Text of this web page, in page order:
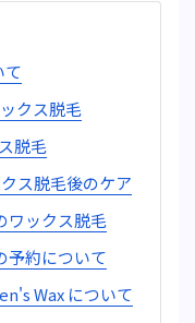
て
クス脱毛
脱毛
ス脱毛後のケア
ワックス脱毛
予約について
Wax について